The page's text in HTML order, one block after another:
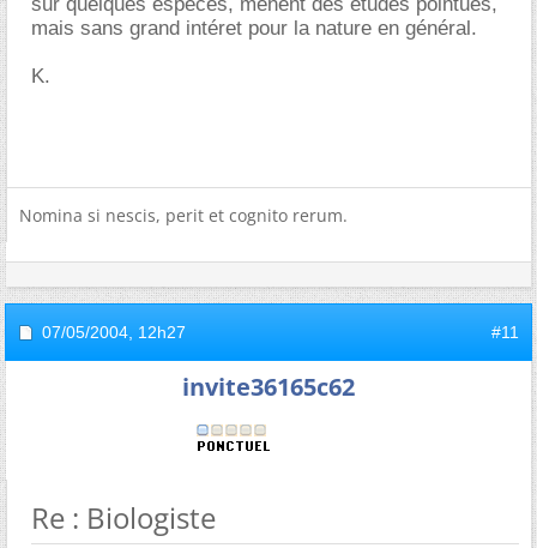
mais sans grand intéret pour la nature en général.
K.
Nomina si nescis, perit et cognito rerum.
07/05/2004, 12h27 #11
invite36165c62
Re : Biologiste